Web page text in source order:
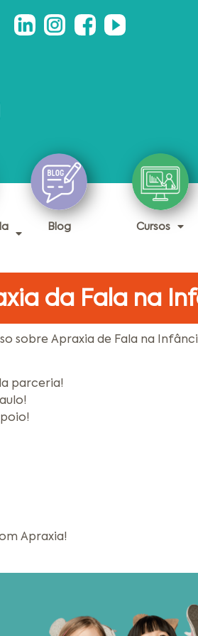
Blog Cursos
da Fala na
sobre Apraxia de Fala na
parceria!
Apraxia!